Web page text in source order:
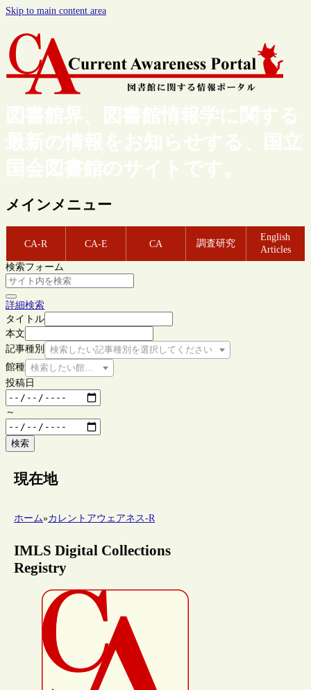
Skip to main content area
図書館界、図書館情報学に関する
最新の情報をお知らせする、国立
国会図書館のサイトです。
メインメニュー
CA-R CA-E CA 調査研究
English
Articles
検索フォーム
詳細検索
タイトル
本文
記事種別
検索したい記事種別を選択してください
館種 検索したい館種を選択してください
投稿日
～
検索
現在地
ホーム»カレントアウェアネス-R
IMLS Digital Collections
Registry